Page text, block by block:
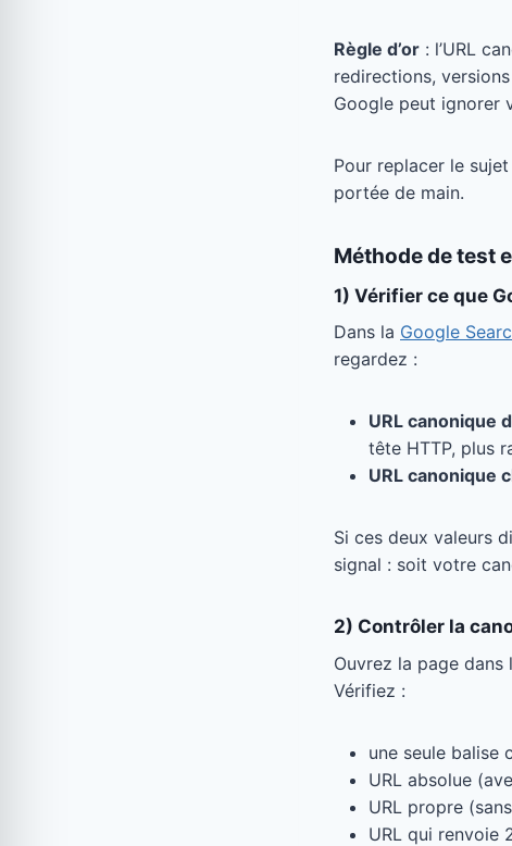
Règle d’or : l’URL
redirections,
Google peut ignorer
Pour replacer le
portée de main.
Méthode de test
1) Vérifier ce que
Dans la Google
regardez :
URL canonique
tête HTTP, plus
URL canonique
Si ces deux valeurs
signal : soit votre
2) Contrôler la
Ouvrez la page dans
Vérifiez :
une seule balise
URL absolue
URL propre
URL qui renvoie